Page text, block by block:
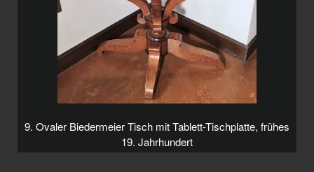
9. Ovaler Biedermeier Tisch mit Tablett-Tischplatte, frühes
19. Jahrhundert